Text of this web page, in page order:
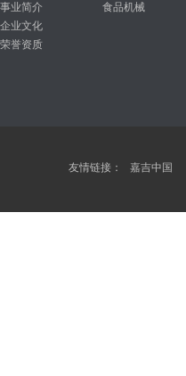
事业简介
企业文化
荣誉资质
食品机械
友情链接：
嘉吉中国